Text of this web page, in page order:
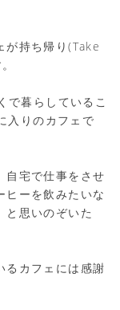
が持ち帰り(Take
で暮らしているこ
入りのカフェで
自宅で仕事をさせ
ヒーを飲みたいな
と思いのぞいた
るカフェには感謝